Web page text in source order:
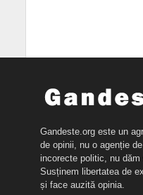
Gandeste.org este un
de opinii, nu o agenție
incorecte politic, nu
Susținem libertatea de
și face auzită opinia.